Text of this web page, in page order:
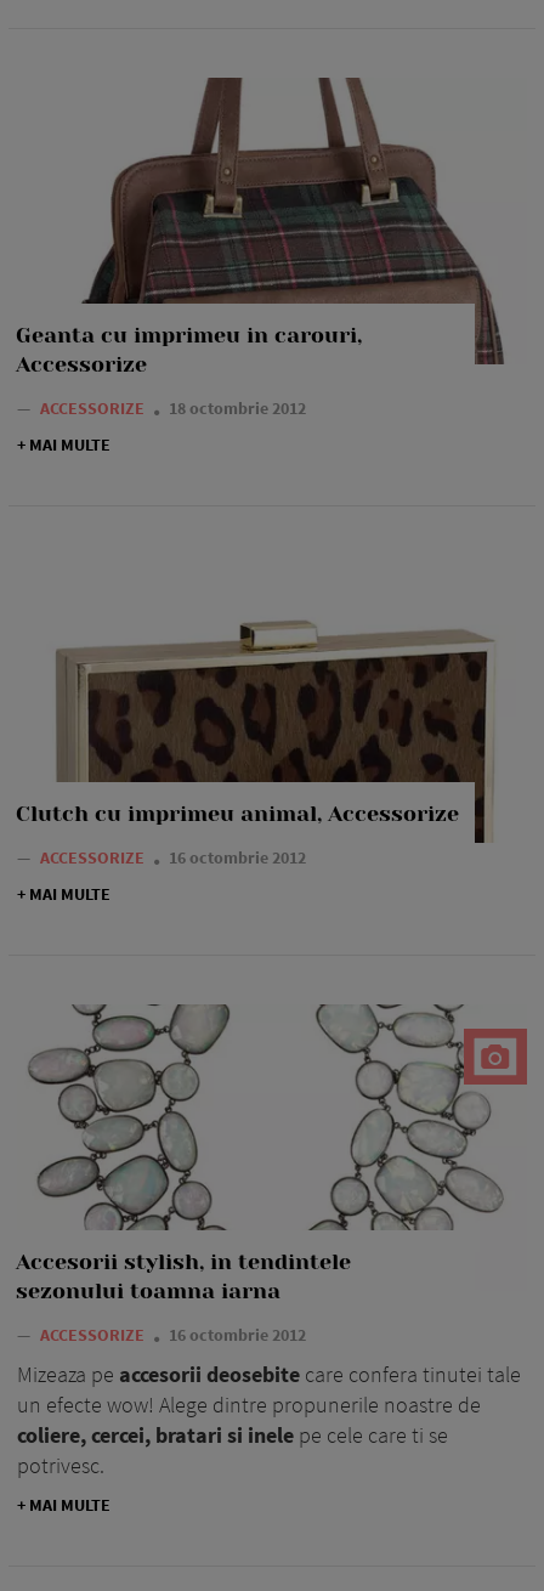
Geanta cu imprimeu in carouri,
Accessorize
— ACCESSORIZE
18 octombrie 2012
+ MAI MULTE
Clutch cu imprimeu animal, Accessorize
— ACCESSORIZE
16 octombrie 2012
+ MAI MULTE
Accesorii stylish, in tendintele
sezonului toamna iarna
— ACCESSORIZE 16 octombrie 2012
Mizeaza pe accesorii deosebite care confera tinutei tale
un efecte wow! Alege dintre propunerile noastre de
coliere, cercei, bratari si inele pe cele care ti se
potrivesc.
+ MAI MULTE